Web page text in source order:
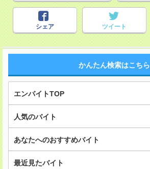
シェア ツイート
かんたん検索はこちら
エンバイトTOP
人気のバイト
あなたへのおすすめバイト
最近見たバイト